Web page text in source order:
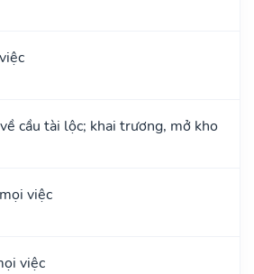
cầu tài lộc; khai trương, mở kho
việc
việc